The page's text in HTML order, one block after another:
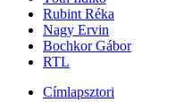
Rubint Réka
Nagy Ervin
Bochkor Gábor
RTL
Címlapsztori